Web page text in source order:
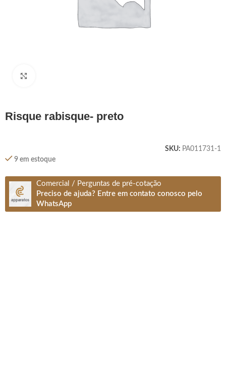
risque rabisque- preto
SKU: PA011731-1
9 em estoque
Comercial / Perguntas de pré-cotação
Preciso de ajuda? Entre em contato conosco pelo
WhatsApp